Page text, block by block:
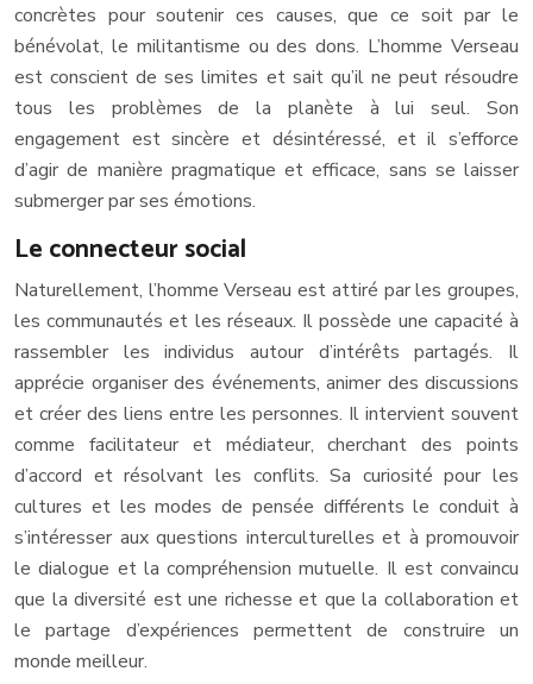
concrètes pour soutenir ces causes, que ce soit par le
bénévolat, le militantisme ou des dons. L’homme Verseau
est conscient de ses limites et sait qu’il ne peut résoudre
tous les problèmes de la planète à lui seul. Son
engagement est sincère et désintéressé, et il s’efforce
d’agir de manière pragmatique et efficace, sans se laisser
submerger par ses émotions.
Le connecteur social
Naturellement, l’homme Verseau est attiré par les groupes,
les communautés et les réseaux. Il possède une capacité à
rassembler les individus autour d’intérêts partagés. Il
apprécie organiser des événements, animer des discussions
et créer des liens entre les personnes. Il intervient souvent
comme facilitateur et médiateur, cherchant des points
d’accord et résolvant les conflits. Sa curiosité pour les
cultures et les modes de pensée différents le conduit à
s’intéresser aux questions interculturelles et à promouvoir
le dialogue et la compréhension mutuelle. Il est convaincu
que la diversité est une richesse et que la collaboration et
le partage d’expériences permettent de construire un
monde meilleur.